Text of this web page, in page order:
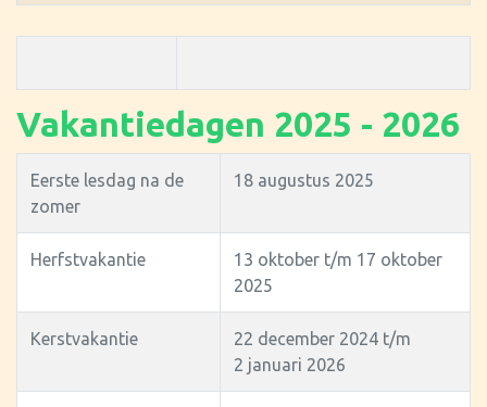
Vakantiedagen 2025 - 2026
Eerste lesdag na de
zomer
18 augustus 2025
Herfstvakantie
13 oktober t/m 17 oktober
2025
Kerstvakantie
22 december 2024 t/m
2 januari 2026